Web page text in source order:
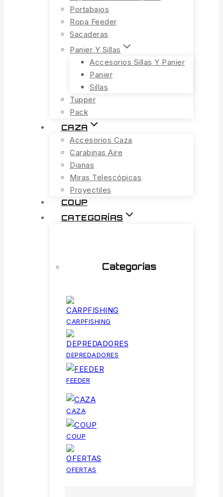
Portabajos
Ropa Feeder
Sacaderas
Panier Y Sillas
Accesorios Sillas Y Panier
Panier
Sillas
Tupper
Pack
CAZA
Accesorios Caza
Carabinas Aire
Dianas
Miras Telescópicas
Proyectiles
COUP
CATEGORÍAS
Categorías
CARPFISHING
DEPREDADORES
FEEDER
CAZA
COUP
OFERTAS